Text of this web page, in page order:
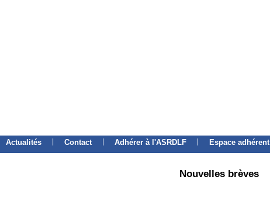
Actualités Contact Adhérer à l'ASRDLF Espace adhérent
Nouvelles brèves